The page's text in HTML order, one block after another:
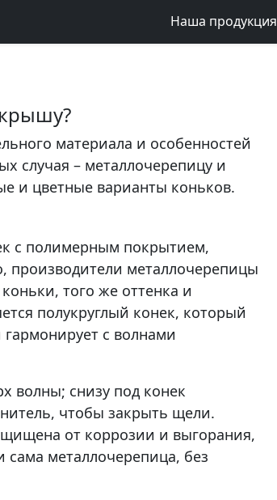
Наша продукция
материала и особенностей
случая – металлочерепицу и
и цветные варианты коньков.
с полимерным покрытием,
производители металлочерепицы
того же оттенка и
полукруглый конек, который
с волнами
волны; снизу под конек
чтобы закрыть щели.
от коррозии и выгорания,
сама металлочерепица, без